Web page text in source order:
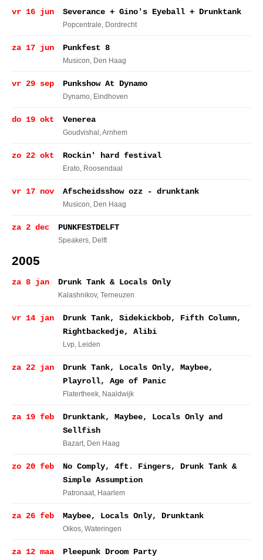
vr 16 jun Severance + Gino's Eyeball + Drunktank
Popcentrale, Dordrecht
za 17 jun Punkfest 8
Musicon, Den Haag
vr 29 sep Punkshow At Dynamo
Dynamo, Eindhoven
do 19 okt Venerea
Goudvishal , Arnhem
zo 22 okt Rockin' hard festival
Erato, Roosendaal
vr 17 nov Afscheidsshow ozz - drunktank
Musicon, Den Haag
za 2 dec PUNKFESTDELFT
Speakers, Delft
2005
za 8 jan Drunk Tank & Locals Only
Kalashnikov, Terneuzen
vr 14 jan
Drunk Tank, Sidekickbob, Fifth Column,
Rightbackedje, Alibi
Lvp, Leiden
za 22 jan
Drunk Tank, Locals Only, Maybee,
Playroll, Age of Panic
Flatertheek, Naaldwijk
za 19 feb
Drunktank, Maybee, Locals Only and
Sellfish
Bazart, Den Haag
zo 20 feb
No Comply, 4ft. Fingers, Drunk Tank &
Simple Assumption
Patronaat, Haarlem
za 26 feb Maybee, Locals Only, Drunktank
Oikos, Wateringen
za 12 maa Pleepunk Droom Party